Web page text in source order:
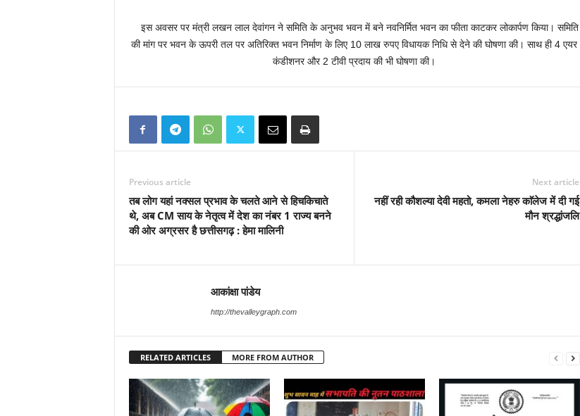
इस अवसर पर मंत्री लखन लाल देवांगन ने समिति के अनुभव भवन में बने नवनिर्मित भवन का फीता काटकर लोकार्पण किया। समिति
की मांग पर भवन के ऊपरी तल पर अतिरिक्त भवन निर्माण के लिए 10 लाख रुपए विधायक निधि से देने की घोषणा की। साथ ही 4 एयर
कंडीशनर और 2 टीवी प्रदाय की भी घोषणा की।
Previous article
तब लोग यहां नक्सल प्रभाव के चलते आने से हिचकिचाते
थे, अब CM साय के नेतृत्व में देश का नंबर 1 राज्य बनने
की ओर अग्रसर है छत्तीसगढ़ : हेमा मालिनी
Next article
नहीं रही कौशल्या देवी महतो, कमला नेहरु काॅलेज में दी गई
मौन श्रद्धांजलि
आकांक्षा पांडेय
http://thevalleygraph.com
RELATED ARTICLES MORE FROM AUTHOR